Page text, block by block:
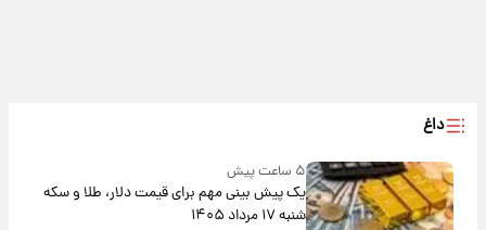
داغ
۵ ساعت پیش
یک پیش ‌بینی مهم برای قیمت دلار، طلا و سکه
شنبه ۱۷ مرداد ۱۴۰۵